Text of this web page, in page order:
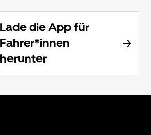
Lade die App für
Fahrer*innen
herunter